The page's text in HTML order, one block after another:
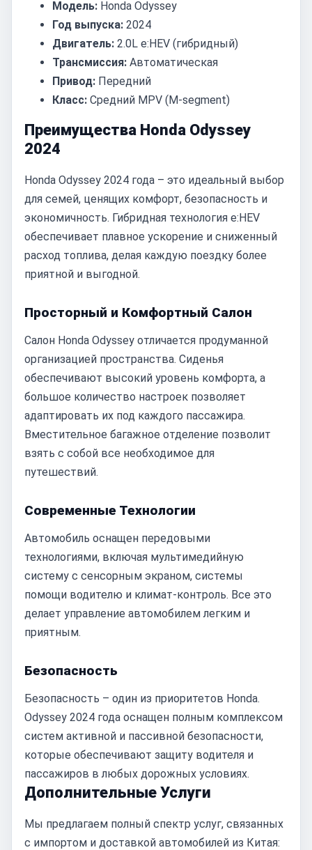
Модель: Honda Odyssey
Год выпуска: 2024
Двигатель: 2.0L e:HEV (гибридный)
Трансмиссия: Автоматическая
Привод: Передний
Класс: Средний MPV (M-segment)
Преимущества Honda Odyssey
2024
Honda Odyssey 2024 года – это идеальный выбор
для семей, ценящих комфорт, безопасность и
экономичность. Гибридная технология e:HEV
обеспечивает плавное ускорение и сниженный
расход топлива, делая каждую поездку более
приятной и выгодной.
Просторный и Комфортный Салон
Салон Honda Odyssey отличается продуманной
организацией пространства. Сиденья
обеспечивают высокий уровень комфорта, а
большое количество настроек позволяет
адаптировать их под каждого пассажира.
Вместительное багажное отделение позволит
взять с собой все необходимое для
путешествий.
Современные Технологии
Автомобиль оснащен передовыми
технологиями, включая мультимедийную
систему с сенсорным экраном, системы
помощи водителю и климат-контроль. Все это
делает управление автомобилем легким и
приятным.
Безопасность
Безопасность – один из приоритетов Honda.
Odyssey 2024 года оснащен полным комплексом
систем активной и пассивной безопасности,
которые обеспечивают защиту водителя и
пассажиров в любых дорожных условиях.
Дополнительные Услуги
Мы предлагаем полный спектр услуг, связанных
с импортом и доставкой автомобилей из Китая: